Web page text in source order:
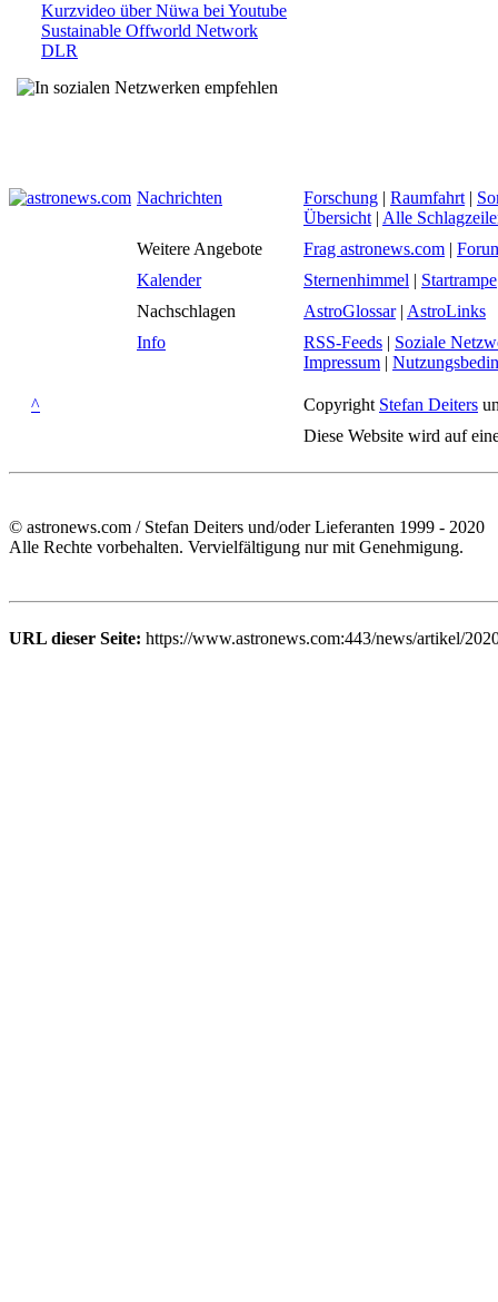
Kurzvideo über Nüwa bei Youtube
Sustainable Offworld Network
DLR
Nachrichten Forschung | Raumfahrt |
Übersicht | Alle
Weitere Angebote
Frag astronews.com |
Kalender
Sternenhimmel | Startrampe
Nachschlagen
AstroGlossar| AstroLinks
Info
RSS-Feeds | Soziale
Impressum |
^ Copyright Stefan Deiters
Diese Website wird auf
© astronews.com / Stefan Deiters und/oder Lieferanten 1999 - 2020
Alle Rechte vorbehalten. Vervielfältigung nur mit Genehmigung.
URL dieser Seite: https://www.astronews.com:443/news/artikel/